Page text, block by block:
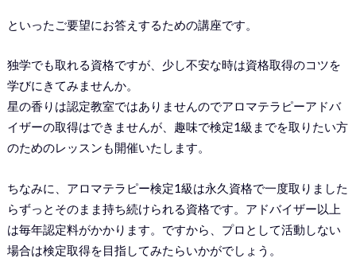
といったご要望にお答えするための講座です。
独学でも取れる資格ですが、少し不安な時は資格取得のコツを
学びにきてみませんか。
星の香りは認定教室ではありませんのでアロマテラピーアドバ
イザーの取得はできませんが、趣味で検定1級までを取りたい方
のためのレッスンも開催いたします。
ちなみに、アロマテラピー検定1級は永久資格で一度取りました
らずっとそのまま持ち続けられる資格です。アドバイザー以上
は毎年認定料がかかります。ですから、プロとして活動しない
場合は検定取得を目指してみたらいかがでしょう。